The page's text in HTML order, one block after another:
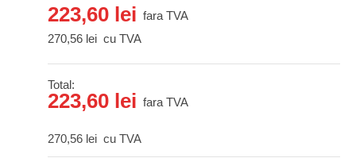
223,60 lei fara TVA
270,56 lei cu TVA
Total:
223,60 lei fara TVA
270,56 lei cu TVA